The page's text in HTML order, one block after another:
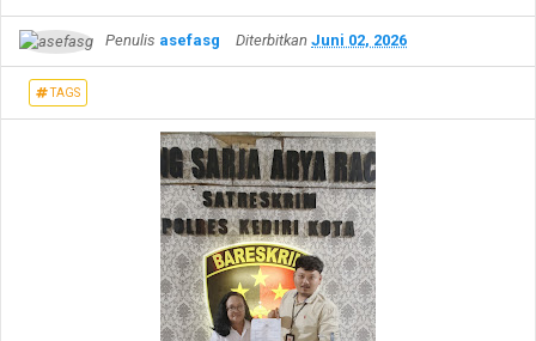
Penulis asefasg Diterbitkan Juni 02, 2026
TAGS